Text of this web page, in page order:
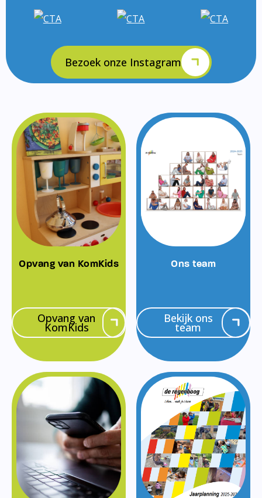
Bezoek onze Instagram
Opvang van KomKids
Opvang van
KomKids
Ons team
Bekijk ons
team